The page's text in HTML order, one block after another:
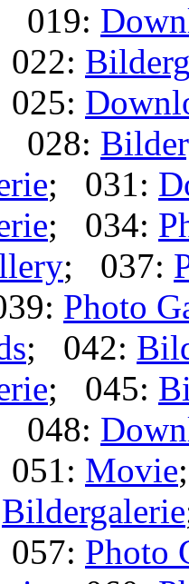
019:
028:
; 031:
; 034:
; 037:
Photo
; 042:
; 045:
048:
Movie
Bildergalerie
Photo